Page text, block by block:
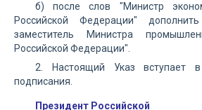
б) после слов "Министр
Российской Федерации"
заместитель Министра
Российской Федерации".
2. Настоящий Указ вступает
подписания.
Президент Российской